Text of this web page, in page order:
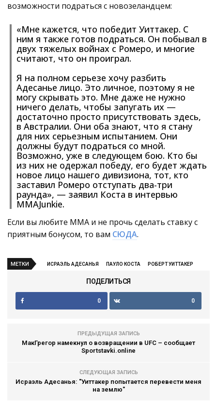
возможности подраться с новозеландцем:
«Мне кажется, что победит Уиттакер. С
ним я также готов подраться. Он побывал в
двух тяжелых войнах с Ромеро, и многие
считают, что он проиграл.
Я на полном серьезе хочу разбить
Адесанье лицо. Это личное, поэтому я не
могу скрывать это. Мне даже не нужно
ничего делать, чтобы запугать их —
достаточно просто присутствовать здесь,
в Австралии. Они оба знают, что я стану
для них серьезным испытанием. Они
должны будут подраться со мной.
Возможно, уже в следующем бою. Кто бы
из них не одержал победу, его будет ждать
новое лицо нашего дивизиона, тот, кто
заставил Ромеро отступать два-три
раунда», — заявил Коста в интервью
MMAJunkie.
Если вы любите ММА и не прочь сделать ставку с
приятным бонусом, то вам СЮДА.
МЕТКИ ИСРАЭЛЬ АДЕСАНЬЯ ПАУЛО КОСТА РОБЕРТ УИТТАКЕР
ПОДЕЛИТЬСЯ
0 0
ПРЕДЫДУЩАЯ ЗАПИСЬ
МакГрегор намекнул о возвращении в UFC – сообщает
Sportstavki.online
СЛЕДУЮЩАЯ ЗАПИСЬ
Исраэль Адесанья: "Уиттакер попытается перевести меня
на землю"